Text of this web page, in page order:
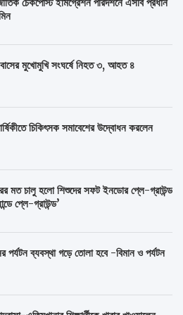
মুখোমুখি সংঘর্ষে নিহত ৩, আহত ৪
চিকিৎসক সমাবেশের উদ্বোধন করলেন
মত চালু হলো শিশুদের সফট ইনডোর প্লে-গ্রাউন্ড
প্লে-গ্রাউন্ড’
পর্যটন ব্যবস্থা গড়ে তোলা হবে -বিমান ও পর্যটন